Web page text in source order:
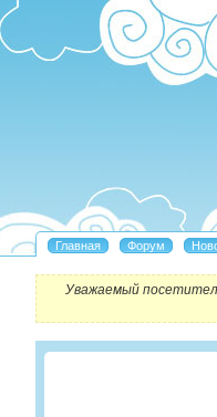
Уважаемый